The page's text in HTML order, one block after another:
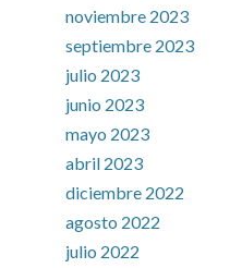
noviembre 2023
septiembre 2023
julio 2023
junio 2023
mayo 2023
abril 2023
diciembre 2022
agosto 2022
julio 2022